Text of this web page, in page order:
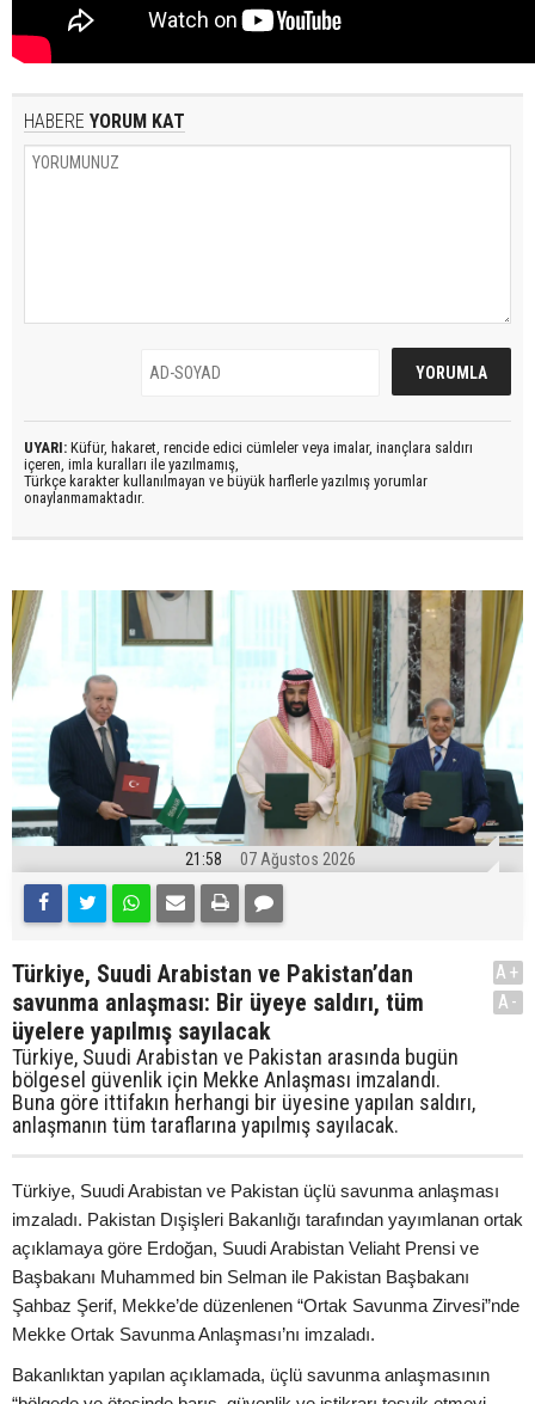
HABERE YORUM KAT
UYARI: Küfür, hakaret, rencide edici cümleler veya imalar, inançlara saldırı
içeren, imla kuralları ile yazılmamış,
Türkçe karakter kullanılmayan ve büyük harflerle yazılmış yorumlar
onaylanmamaktadır.
21:58 07 Ağustos 2026
Türkiye, Suudi Arabistan ve Pakistan’dan
savunma anlaşması: Bir üyeye saldırı, tüm
üyelere yapılmış sayılacak
Türkiye, Suudi Arabistan ve Pakistan arasında bugün
bölgesel güvenlik için Mekke Anlaşması imzalandı.
Buna göre ittifakın herhangi bir üyesine yapılan saldırı,
anlaşmanın tüm taraflarına yapılmış sayılacak.
A+
A-
Türkiye, Suudi Arabistan ve Pakistan üçlü savunma anlaşması
imzaladı. Pakistan Dışişleri Bakanlığı tarafından yayımlanan ortak
açıklamaya göre Erdoğan, Suudi Arabistan Veliaht Prensi ve
Başbakanı Muhammed bin Selman ile Pakistan Başbakanı
Şahbaz Şerif, Mekke’de düzenlenen “Ortak Savunma Zirvesi”nde
Mekke Ortak Savunma Anlaşması’nı imzaladı.
Bakanlıktan yapılan açıklamada, üçlü savunma anlaşmasının